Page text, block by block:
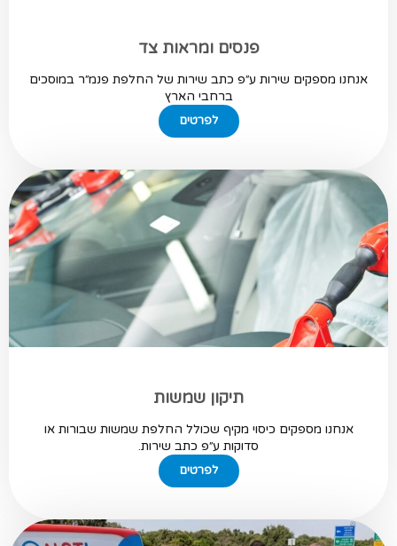
פנסים ומראות צד
אנחנו מספקים שירות ע״פ כתב שירות של החלפת פנמ״ר במוסכים
ברחבי הארץ
לפרטים
תיקון שמשות
אנחנו מספקים כיסוי מקיף שכולל החלפת שמשות שבורות או
סדוקות ע״פ כתב שירות.
לפרטים